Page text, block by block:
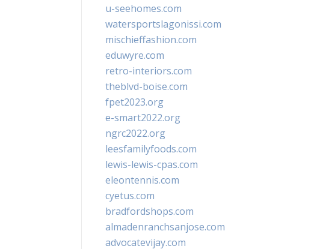
u-seehomes.com
watersportslagonissi.com
mischieffashion.com
eduwyre.com
retro-interiors.com
theblvd-boise.com
fpet2023.org
e-smart2022.org
ngrc2022.org
leesfamilyfoods.com
lewis-lewis-cpas.com
eleontennis.com
cyetus.com
bradfordshops.com
almadenranchsanjose.com
advocatevijay.com